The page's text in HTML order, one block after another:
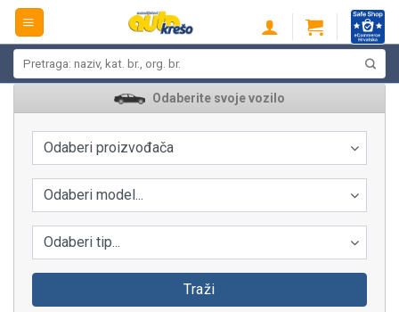
Skip
content
Odaberite svoje vozilo
Odaberi proizvođača
Odaberi model...
Odaberi tip...
Traži